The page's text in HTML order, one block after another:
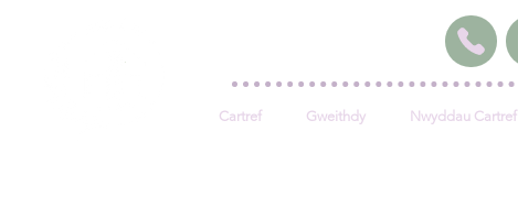
Cartref Gweithdy Nwyddau Cartref